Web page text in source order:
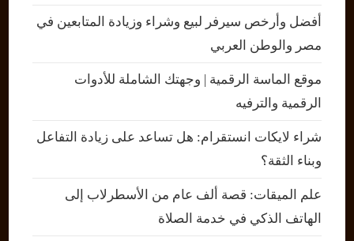
أفضل وأرخص سيرفر لبيع وشراء وزيادة المتابعين في
مصر والوطن العربي
موقع الماسة الرقمية | وجهتك الشاملة للأدوات
الرقمية والترفيه
شراء لايكات انستقرام: هل تساعد على زيادة التفاعل
وبناء الثقة؟
علم الميقات: قصة ألف عام من الأسطرلاب إلى
الهاتف الذكي في خدمة الصلاة